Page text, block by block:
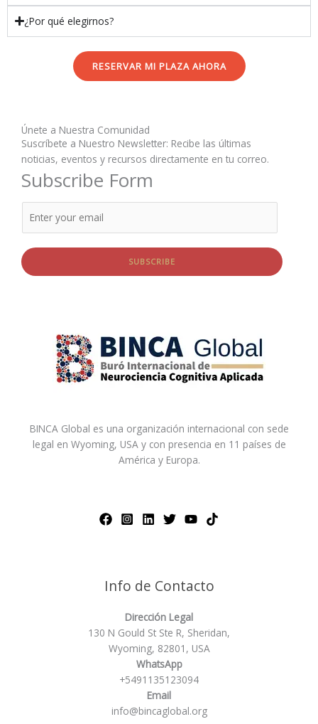
¿Por qué elegirnos?
RESERVAR MI PLAZA AHORA
Únete a Nuestra Comunidad
Suscríbete a Nuestro Newsletter: Recibe las últimas
noticias, eventos y recursos directamente en tu correo.
Subscribe Form
SUBSCRIBE
BINCA Global es una organización internacional con sede
legal en Wyoming, USA y con presencia en 11 países de
América y Europa.
Info de Contacto
Dirección Legal
130 N Gould St Ste R, Sheridan,
Wyoming, 82801, USA
WhatsApp
+5491135123094
Email
info@bincaglobal.org